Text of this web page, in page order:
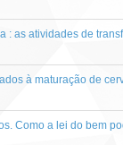
: as atividades de
à maturação de
Como a lei do bem